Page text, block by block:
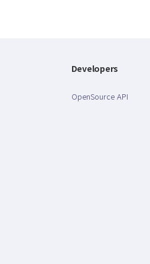
Developers
OpenSource API